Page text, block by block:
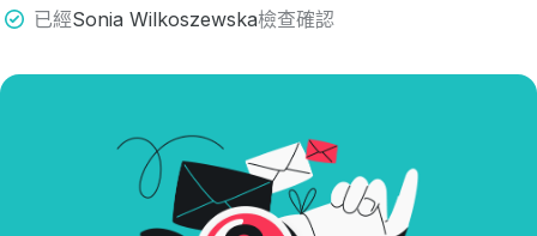
已經Sonia Wilkoszewska檢查確認